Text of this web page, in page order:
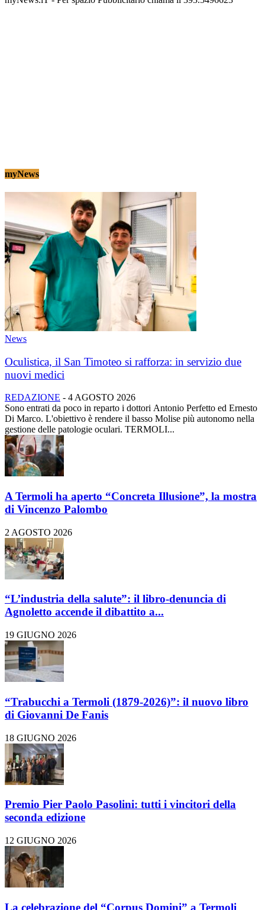
myNews
News
Oculistica, il San Timoteo si rafforza: in servizio due
nuovi medici
REDAZIONE - 4 AGOSTO 2026
Sono entrati da poco in reparto i dottori Antonio Perfetto ed Ernesto
Di Marco. L'obiettivo è rendere il basso Molise più autonomo nella
gestione delle patologie oculari. TERMOLI...
A Termoli ha aperto “Concreta Illusione”, la mostra
di Vincenzo Palombo
2 AGOSTO 2026
“L’industria della salute”: il libro-denuncia di
Agnoletto accende il dibattito a...
19 GIUGNO 2026
“Trabucchi a Termoli (1879-2026)”: il nuovo libro
di Giovanni De Fanis
18 GIUGNO 2026
Premio Pier Paolo Pasolini: tutti i vincitori della
seconda edizione
12 GIUGNO 2026
La celebrazione del “Corpus Domini” a Termoli